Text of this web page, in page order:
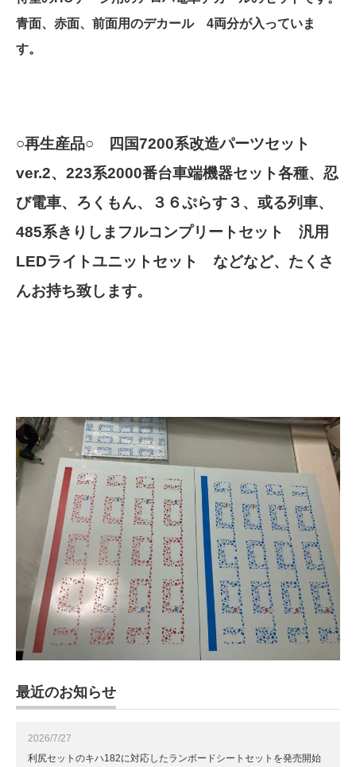
青面、赤面、前面用のデカール 4両分が入っていま
す。
○再生産品○ 四国7200系改造パーツセット
ver.2、223系2000番台車端機器セット各種、忍
び電車、ろくもん、３６ぷらす３、或る列車、
485系きりしまフルコンプリートセット 汎用
LEDライトユニットセット などなど、たくさ
んお持ち致します。
最近のお知らせ
2026/7/27
利尻セットのキハ182に対応したランボードシートセットを発売開始